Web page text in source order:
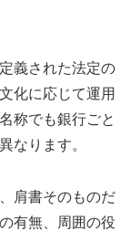
義された法定の
化に応じて運用
称でも銀行ごと
なります。
肩書そのものだ
有無、周囲の役